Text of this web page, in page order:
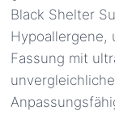
Black Shelter
Hypoallergene,
Fassung mit